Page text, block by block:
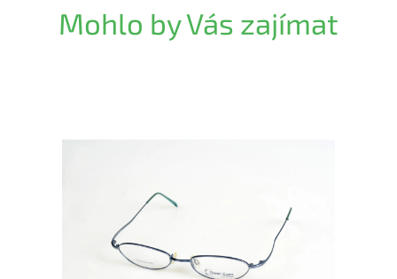
Mohlo by Vás zajímat